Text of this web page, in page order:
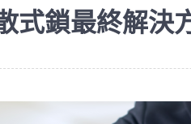
式鎖最終解決